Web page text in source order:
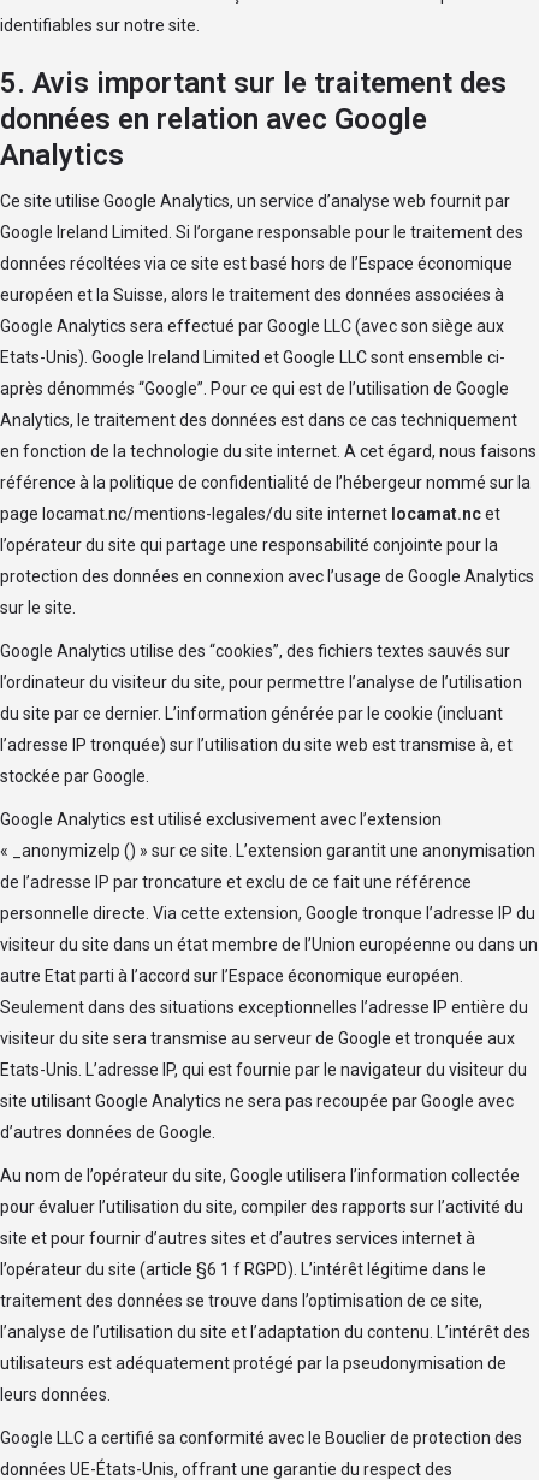
identifiables sur notre site.
5. Avis important sur le traitement des
données en relation avec Google
Analytics
Ce site utilise Google Analytics, un service d’analyse web fournit par
Google Ireland Limited. Si l’organe responsable pour le traitement des
données récoltées via ce site est basé hors de l’Espace économique
européen et la Suisse, alors le traitement des données associées à
Google Analytics sera effectué par Google LLC (avec son siège aux
Etats-Unis). Google Ireland Limited et Google LLC sont ensemble ci-
après dénommés “Google”. Pour ce qui est de l’utilisation de Google
Analytics, le traitement des données est dans ce cas techniquement
en fonction de la technologie du site internet. A cet égard, nous faisons
référence à la politique de confidentialité de l’hébergeur nommé sur la
page locamat.nc/mentions-legales/du site internet locamat.ncet
l’opérateur du site qui partage une responsabilité conjointe pour la
protection des données en connexion avec l’usage de Google Analytics
sur le site.
Google Analytics utilise des “cookies”, des fichiers textes sauvés sur
l’ordinateur du visiteur du site, pour permettre l’analyse de l’utilisation
du site par ce dernier. L’information générée par le cookie (incluant
l’adresse IP tronquée) sur l’utilisation du site web est transmise à, et
stockée par Google.
Google Analytics est utilisé exclusivement avec l’extension
« _anonymizeIp () » sur ce site. L’extension garantit une anonymisation
de l’adresse IP par troncature et exclu de ce fait une référence
personnelle directe. Via cette extension, Google tronque l’adresse IP du
visiteur du site dans un état membre de l’Union européenne ou dans un
autre Etat parti à l’accord sur l’Espace économique européen.
Seulement dans des situations exceptionnelles l’adresse IP entière du
visiteur du site sera transmise au serveur de Google et tronquée aux
Etats-Unis. L’adresse IP, qui est fournie par le navigateur du visiteur du
site utilisant Google Analytics ne sera pas recoupée par Google avec
d’autres données de Google.
Au nom de l’opérateur du site, Google utilisera l’information collectée
pour évaluer l’utilisation du site, compiler des rapports sur l’activité du
site et pour fournir d’autres sites et d’autres services internet à
l’opérateur du site (article §6 1 f RGPD). L’intérêt légitime dans le
traitement des données se trouve dans l’optimisation de ce site,
l’analyse de l’utilisation du site et l’adaptation du contenu. L’intérêt des
utilisateurs est adéquatement protégé par la pseudonymisation de
leurs données.
Google LLC a certifié sa conformité avec le Bouclier de protection des
données UE-États-Unis, offrant une garantie du respect des